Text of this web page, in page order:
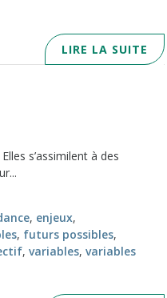
LIRE LA SUITE
s’assimilent à des
, enjeux,
, futurs possibles,
, variables, variables